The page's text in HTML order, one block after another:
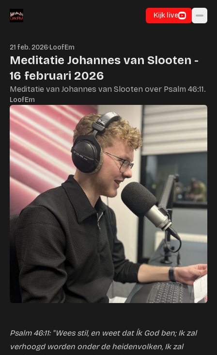
Kijk live
21 feb. 2026·LoofEm
Meditatie Johannes van Slooten -
16 februari 2026
Meditatie van Johannes van Slooten over Psalm 46:11.
LoofEm
Psalm 46:11: "Wees stil, en weet dat Ík God ben; Ik zal
verhoogd worden onder de heidenvolken, Ik zal